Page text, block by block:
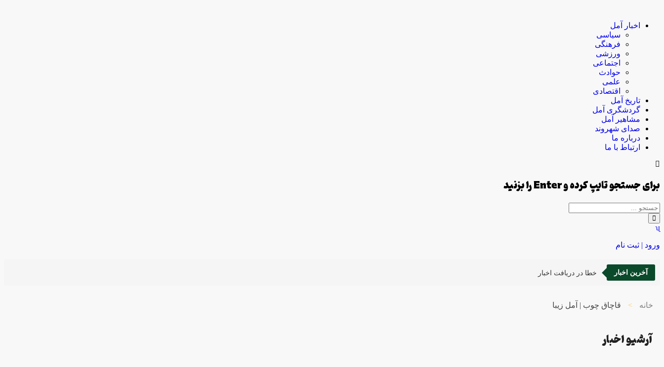
اخبار آمل
سیاسی
فرهنگی
ورزشی
اجتماعی
حوادث
علمی
اقتصادی
تاریخ آمل
گردشگری آمل
مشاهیر آمل
صدای شهروند
درباره ما
ارتباط با ما
برای جستجو تایپ کرده و Enter را بزنید
ورود | ثبت نام
آخرین اخبار خطا در دریافت اخبار
خانه > قاچاق چوب | آمل زیبا
آرشیو اخبار